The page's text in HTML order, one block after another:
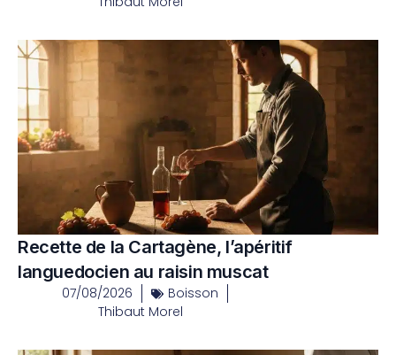
Recette de la Cartagène, l’apéritif
languedocien au raisin muscat
07/08/2026
Boisson
Thibaut Morel